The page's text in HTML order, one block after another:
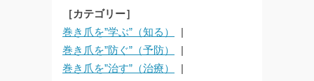
［カテゴリー］
巻き爪を”学ぶ”（知る）
巻き爪を”防ぐ”（予防）
巻き爪を”治す”（治療）